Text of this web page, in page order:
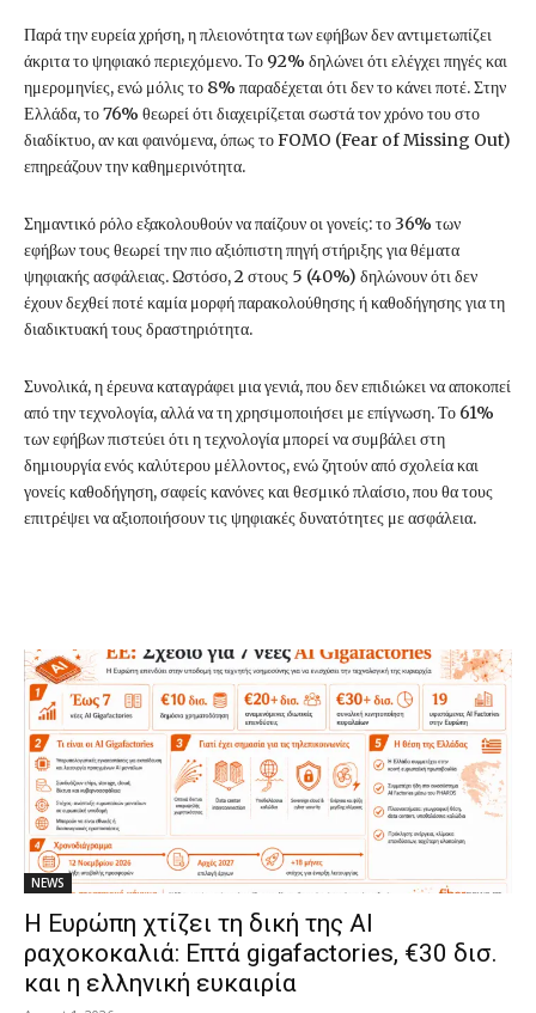
Παρά την ευρεία χρήση, η πλειονότητα των εφήβων δεν αντιμετωπίζει
άκριτα το ψηφιακό περιεχόμενο. Το 92% δηλώνει ότι ελέγχει πηγές και
ημερομηνίες, ενώ μόλις το 8% παραδέχεται ότι δεν το κάνει ποτέ. Στην
Ελλάδα, το 76% θεωρεί ότι διαχειρίζεται σωστά τον χρόνο του στο
διαδίκτυο, αν και φαινόμενα, όπως το FOMO (Fear of Missing Out)
επηρεάζουν την καθημερινότητα.
Σημαντικό ρόλο εξακολουθούν να παίζουν οι γονείς: το 36% των
εφήβων τους θεωρεί την πιο αξιόπιστη πηγή στήριξης για θέματα
ψηφιακής ασφάλειας. Ωστόσο, 2 στους 5 (40%) δηλώνουν ότι δεν
έχουν δεχθεί ποτέ καμία μορφή παρακολούθησης ή καθοδήγησης για τη
διαδικτυακή τους δραστηριότητα.
Συνολικά, η έρευνα καταγράφει μια γενιά, που δεν επιδιώκει να αποκοπεί
από την τεχνολογία, αλλά να τη χρησιμοποιήσει με επίγνωση. Το 61%
των εφήβων πιστεύει ότι η τεχνολογία μπορεί να συμβάλει στη
δημιουργία ενός καλύτερου μέλλοντος, ενώ ζητούν από σχολεία και
γονείς καθοδήγηση, σαφείς κανόνες και θεσμικό πλαίσιο, που θα τους
επιτρέψει να αξιοποιήσουν τις ψηφιακές δυνατότητες με ασφάλεια.
NEWS
Η Ευρώπη χτίζει τη δική της AI
ραχοκοκαλιά: Επτά gigafactories, €30 δισ.
και η ελληνική ευκαιρία